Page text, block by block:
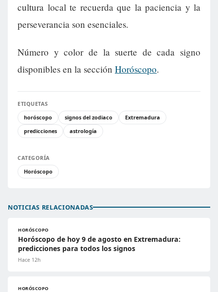
cultura local te recuerda que la paciencia y la
perseverancia son esenciales.
Número y color de la suerte de cada signo
disponibles en la sección Horóscopo.
ETIQUETAS
horóscopo
signos del zodiaco
Extremadura
predicciones
astrología
CATEGORÍA
Horóscopo
NOTICIAS RELACIONADAS
HORÓSCOPO
Horóscopo de hoy 9 de agosto en Extremadura:
predicciones para todos los signos
Hace 12h
HORÓSCOPO